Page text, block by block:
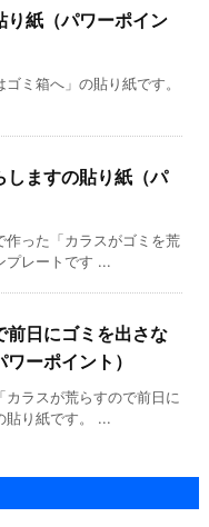
り紙（パワーポイン
ミ箱へ」の貼り紙です。
しますの貼り紙（パ
作った「カラスがゴミを荒
プレートです ...
前日にゴミを出さな
ーポイント）
カラスが荒らすので前日に
貼り紙です。 ...